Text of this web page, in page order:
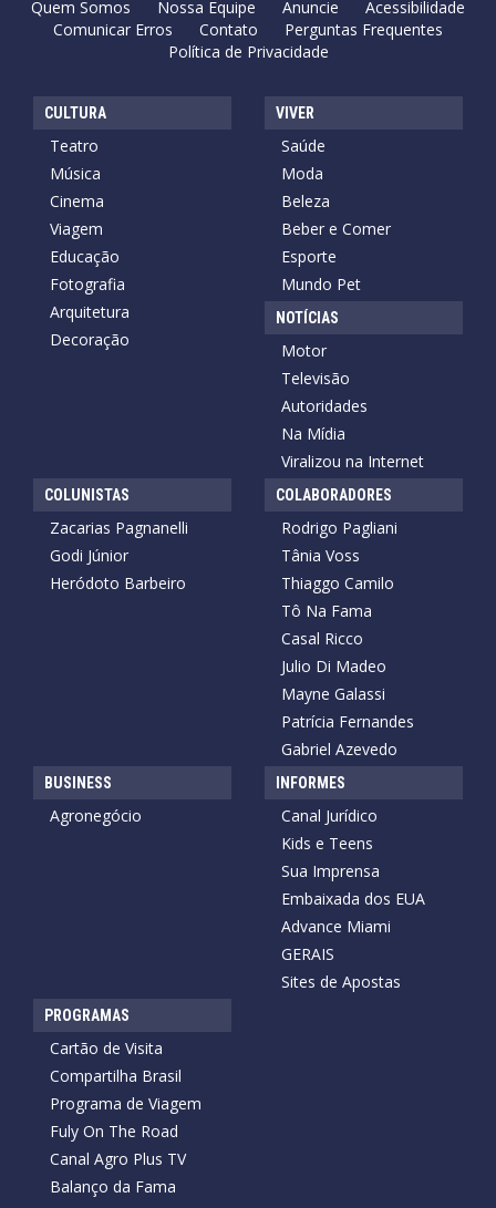
Quem Somos Nossa Equipe Anuncie
Acessibilidade
Comunicar Erros
Contato
Perguntas Frequentes
Política de Privacidade
CULTURA
Teatro
Música
Cinema
Viagem
Educação
Fotografia
Arquitetura
Decoração
VIVER
Saúde
Moda
Beleza
Beber e Comer
Esporte
Mundo Pet
NOTÍCIAS
Motor
Televisão
Autoridades
Na Mídia
Viralizou na Internet
COLUNISTAS
Zacarias Pagnanelli
Godi Júnior
Heródoto Barbeiro
COLABORADORES
Rodrigo Pagliani
Tânia Voss
Thiaggo Camilo
Tô Na Fama
Casal Ricco
Julio Di Madeo
Mayne Galassi
Patrícia Fernandes
Gabriel Azevedo
BUSINESS
Agronegócio
INFORMES
Canal Jurídico
Kids e Teens
Sua Imprensa
Embaixada dos EUA
Advance Miami
GERAIS
Sites de Apostas
PROGRAMAS
Cartão de Visita
Compartilha Brasil
Programa de Viagem
Fuly On The Road
Canal Agro Plus TV
Balanço da Fama